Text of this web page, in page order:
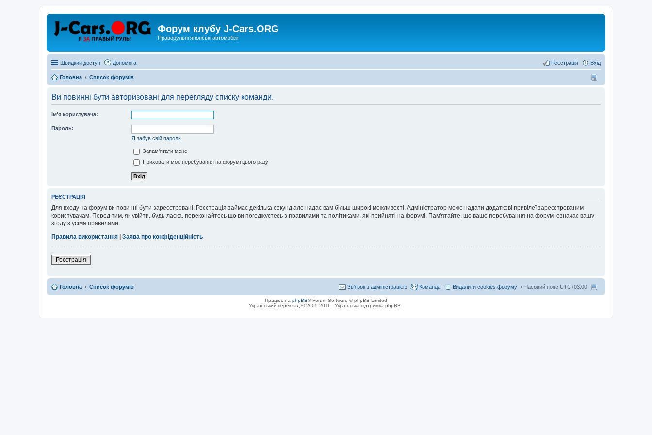
Форум клубу J-Cars.ORG
Праворульні японські автомобілі
Швидкий доступ Допомога Вхід
Реєстрація
Головна Список форумів
Ви повинні бути авторизовані для перегляду списку команди.
Ім'я користувача:
Пароль:
Я забув свій пароль
Запам'ятати мене
Приховати моє перебування на форумі цього разу
РЕЄСТРАЦІЯ
Для входу на форум ви повинні бути зареєстровані. Реєстрація займає декілька секунд але надає вам більш широкі можливості. Адміністратор може надати додаткові привілеї зареєстрованим
користувачам. Перед тим, як увійти, будь-ласка, переконайтесь що ви погоджуєтесь з правилами та політиками, які прийняті на форумі. Пам'ятайте, що ваше перебування на форумі означає вашу
згоду з усіма правилами.
Правила використання
Заява про конфіденційність
Реєстрація
Головна Список форумів Часовий пояс UTC+03:00
Видалити cookies форуму
Команда
Зв'язок з адміністрацією
Працює на phpBB® Forum Software © phpBB Limited
Український переклад © 2005-2016
Українська підтримка phpBB